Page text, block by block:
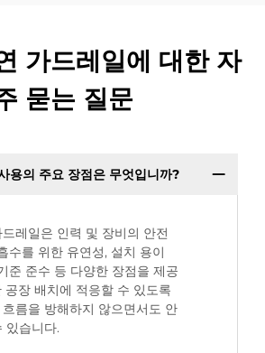
가드레일에 대한 자
묻는 질문
용의 주요 장점은 무엇입니까?
레일은 인력 및 장비의 안전
수를 위한 유연성, 설치 용이
준 준수 등 다양한 장점을 제공
공장 배치에 적응할 수 있도록
름을 방해하지 않으면서도 안
있습니다.